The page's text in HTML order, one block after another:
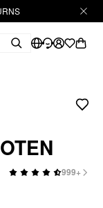
999+